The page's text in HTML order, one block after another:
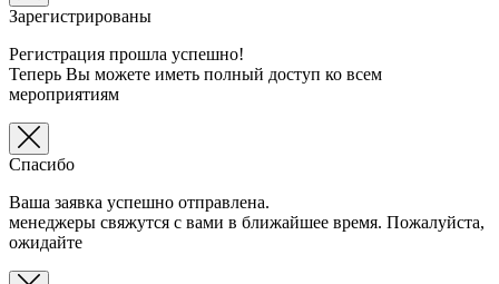
Зарегистрированы
Регистрация прошла успешно!
Теперь Вы можете иметь полный доступ ко всем
мероприятиям
Спасибо
Ваша заявка успешно отправлена.
менеджеры свяжутся с вами в ближайшее время. Пожалуйста,
ожидайте